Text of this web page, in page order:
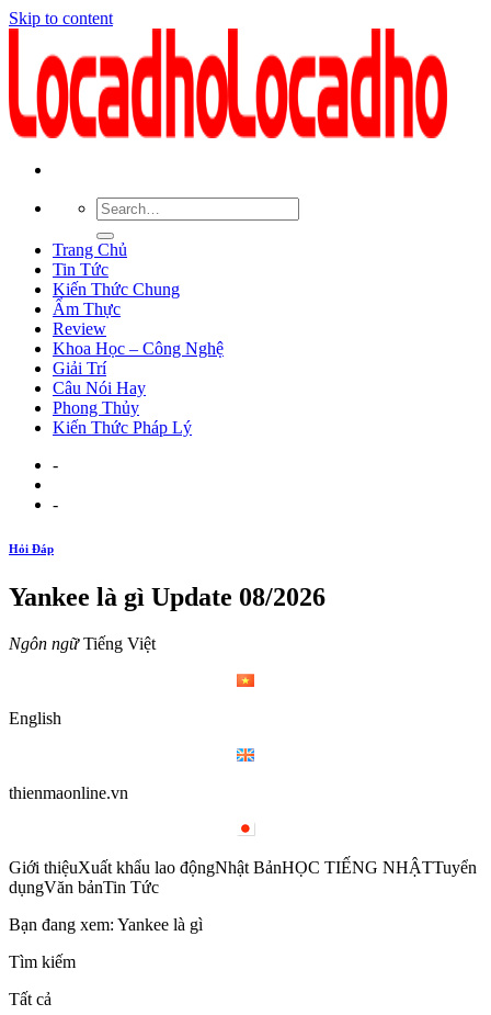
Skip to content
Trang Chủ
Tin Tức
Kiến Thức Chung
Ẩm Thực
Review
Khoa Học – Công Nghệ
Giải Trí
Câu Nói Hay
Phong Thủy
Kiến Thức Pháp Lý
-
-
Hỏi Đáp
Yankee là gì Update 08/2026
Ngôn ngữTiếng Việt
English
thienmaonline.vn
Giới thiệuXuất khẩu lao độngNhật BảnHỌC TIẾNG NHẬTTuyển
dụngVăn bảnTin Tức
Bạn đang xem: Yankee là gì
Tìm kiếm
Tất cả